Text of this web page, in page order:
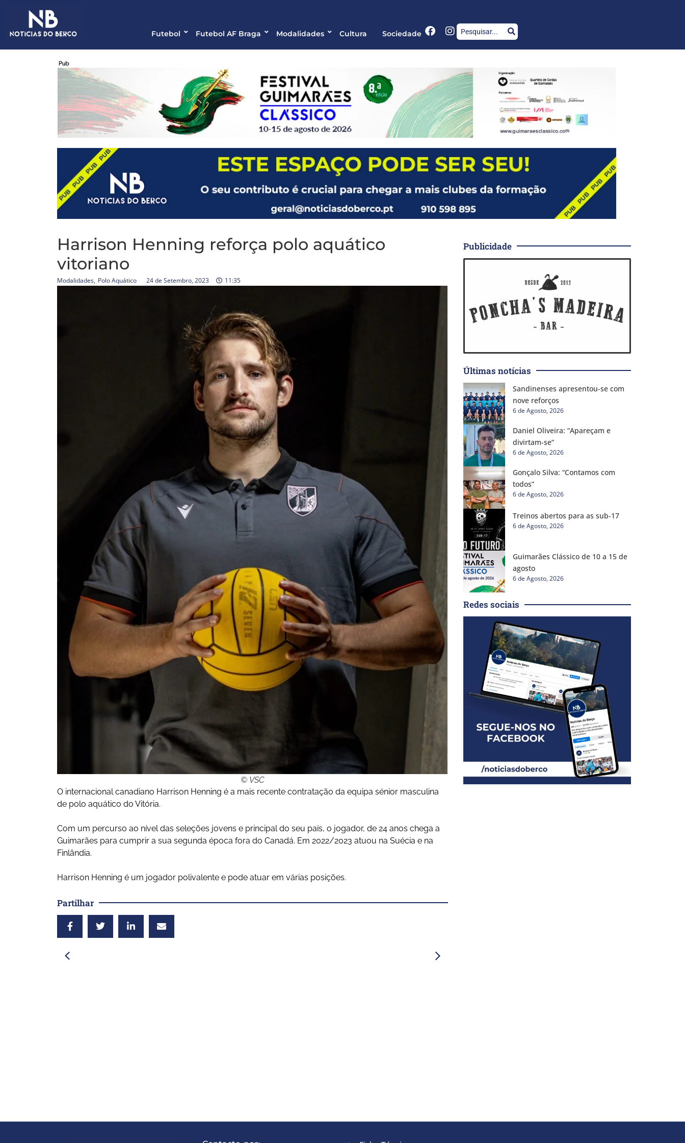
Futebol Futebol AF Braga Modalidades Cultura Sociedade
Harrison Henning reforça polo aquático
vitoriano
Modalidades, Polo Aquático 24 de Setembro, 2023 11:35
© VSC
O internacional canadiano Harrison Henning é a mais recente contratação da equipa sénior masculina
de polo aquático do Vitória.
Com um percurso ao nível das seleções jovens e principal do seu país, o jogador, de 24 anos chega a
Guimarães para cumprir a sua segunda época fora do Canadá. Em 2022/2023 atuou na Suécia e na
Finlândia.
Harrison Henning é um jogador polivalente e pode atuar em várias posições.
Partilhar
Publicidade
Últimas notícias
Sandinenses apresentou-se com
nove reforços
6 de Agosto, 2026
Daniel Oliveira: “Apareçam e
divirtam-se”
6 de Agosto, 2026
Gonçalo Silva: “Contamos com
todos”
6 de Agosto, 2026
Treinos abertos para as sub-17
6 de Agosto, 2026
Guimarães Clássico de 10 a 15 de
agosto
6 de Agosto, 2026
Redes sociais